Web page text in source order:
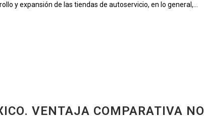
y expansión de las tiendas de autoservicio, en lo general,...
VENTAJA COMPARATIVA NO